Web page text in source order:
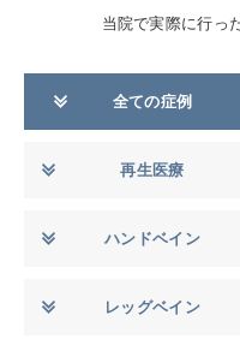
当院で実際に行っ
全ての症例
再生医療
ハンドベイン
レッグベイン